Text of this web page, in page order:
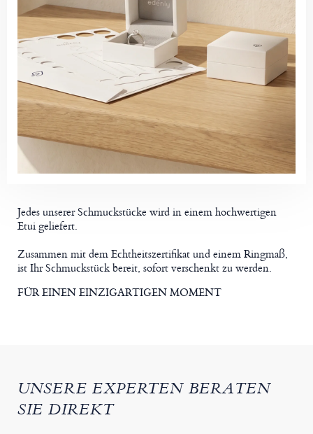
Jedes unserer Schmuckstücke wird in einem hochwertigen
Etui geliefert.
Zusammen mit dem Echtheitszertifikat und einem Ringmaß,
ist Ihr Schmuckstück bereit, sofort verschenkt zu werden.
FÜR EINEN EINZIGARTIGEN MOMENT
UNSERE EXPERTEN BERATEN
SIE DIREKT